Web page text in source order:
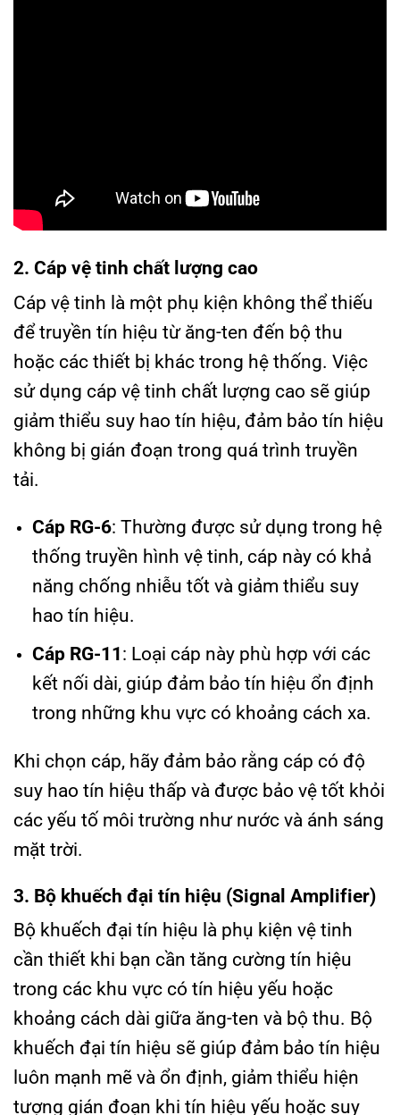
2. Cáp vệ tinh chất lượng cao
Cáp vệ tinh là một phụ kiện không thể thiếu
để truyền tín hiệu từ ăng-ten đến bộ thu
hoặc các thiết bị khác trong hệ thống. Việc
sử dụng cáp vệ tinh chất lượng cao sẽ giúp
giảm thiểu suy hao tín hiệu, đảm bảo tín hiệu
không bị gián đoạn trong quá trình truyền
tải.
Cáp RG-6: Thường được sử dụng trong hệ
thống truyền hình vệ tinh, cáp này có khả
năng chống nhiễu tốt và giảm thiểu suy
hao tín hiệu.
Cáp RG-11: Loại cáp này phù hợp với các
kết nối dài, giúp đảm bảo tín hiệu ổn định
trong những khu vực có khoảng cách xa.
Khi chọn cáp, hãy đảm bảo rằng cáp có độ
suy hao tín hiệu thấp và được bảo vệ tốt khỏi
các yếu tố môi trường như nước và ánh sáng
mặt trời.
3. Bộ khuếch đại tín hiệu (Signal Amplifier)
Bộ khuếch đại tín hiệu là phụ kiện vệ tinh
cần thiết khi bạn cần tăng cường tín hiệu
trong các khu vực có tín hiệu yếu hoặc
khoảng cách dài giữa ăng-ten và bộ thu. Bộ
khuếch đại tín hiệu sẽ giúp đảm bảo tín hiệu
luôn mạnh mẽ và ổn định, giảm thiểu hiện
tượng gián đoạn khi tín hiệu yếu hoặc suy